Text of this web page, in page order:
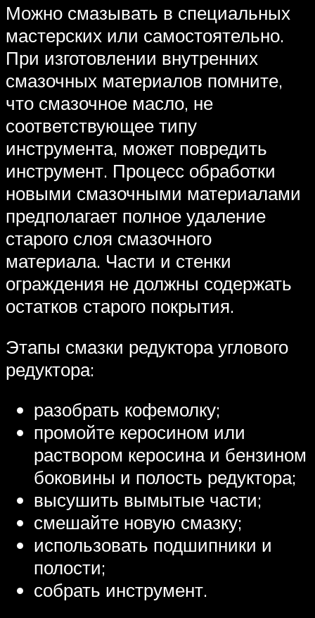
Можно смазывать в специальных
мастерских или самостоятельно.
При изготовлении внутренних
смазочных материалов помните,
что смазочное масло, не
соответствующее типу
инструмента, может повредить
инструмент. Процесс обработки
новыми смазочными материалами
предполагает полное удаление
старого слоя смазочного
материала. Части и стенки
ограждения не должны содержать
остатков старого покрытия.
Этапы смазки редуктора углового
редуктора:
разобрать кофемолку;
промойте керосином или
раствором керосина и бензином
боковины и полость редуктора;
высушить вымытые части;
смешайте новую смазку;
использовать подшипники и
полости;
собрать инструмент.